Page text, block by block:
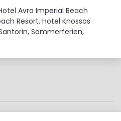
Avra Imperial Beach
Resort, Hotel Knossos
, Sommerferien,